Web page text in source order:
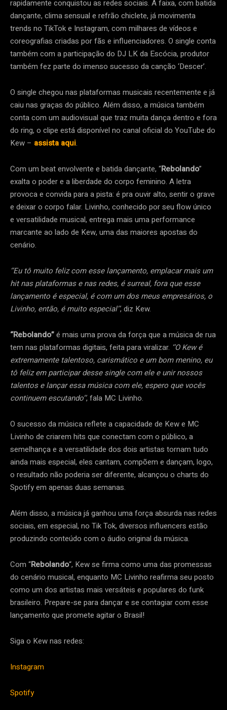
rapidamente conquistou as redes sociais. A faixa, com batida
dançante, clima sensual e refrão chiclete, já movimenta
trends no TikTok e Instagram, com milhares de vídeos e
coreografias criadas por fãs e influenciadores. O single conta
também com a participação do DJ LK da Escócia, produtor
também fez parte do imenso sucesso da canção ‘Descer’.
O single chegou nas plataformas musicais recentemente e já
caiu nas graças do público. Além disso, a música também
conta com um audiovisual que traz muita dança dentro e fora
do ring, o clipe está disponível no canal oficial do YouTube do
Kew – assista aqui.
Com um beat envolvente e batida dançante, “Rebolando”
exalta o poder e a liberdade do corpo feminino. A letra
provoca e convida para a pista: é pra ouvir alto, sentir o grave
e deixar o corpo falar. Livinho, conhecido por seu flow único
e versatilidade musical, entrega mais uma performance
marcante ao lado de Kew, uma das maiores apostas do
cenário.
‘’Eu tô muito feliz com esse lançamento, emplacar mais um
hit nas plataformas e nas redes, é surreal, fora que esse
lançamento é especial, é com um dos meus empresários, o
Livinho, então, é muito especial’’, diz Kew.
“Rebolando”é mais uma prova da força que a música de rua
tem nas plataformas digitais, feita para viralizar. ‘’O Kew é
extremamente talentoso, carismático e um bom menino, eu
tô feliz em participar desse single com ele e unir nossos
talentos e lançar essa música com ele, espero que vocês
continuem escutando’’, fala MC Livinho.
O sucesso da música reflete a capacidade de Kew e MC
Livinho de criarem hits que conectam com o público, a
semelhança e a versatilidade dos dois artistas tornam tudo
ainda mais especial, eles cantam, compõem e dançam, logo,
o resultado não poderia ser diferente, alcançou o charts do
Spotify em apenas duas semanas.
Além disso, a música já ganhou uma força absurda nas redes
sociais, em especial, no Tik Tok, diversos influencers estão
produzindo conteúdo com o áudio original da música.
Com “Rebolando“, Kew se firma como uma das promessas
do cenário musical, enquanto MC Livinho reafirma seu posto
como um dos artistas mais versáteis e populares do funk
brasileiro. Prepare-se para dançar e se contagiar com esse
lançamento que promete agitar o Brasil!
Siga o Kew nas redes:
Instagram
Spotify